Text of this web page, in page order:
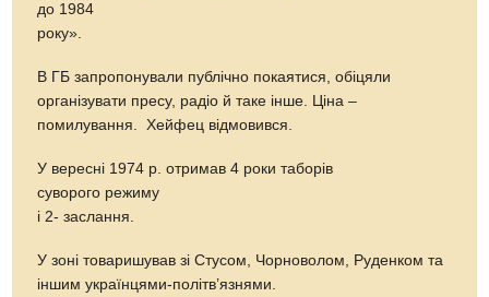
до 1984
року».
В ГБ запропонували публічно покаятися, обіцяли
організувати пресу, радіо й таке інше. Ціна –
помилування. Хейфец відмовився.
У вересні 1974 р. отримав 4 роки таборів
суворого режиму
і 2- заслання.
У зоні товаришував зі Стусом, Чорноволом, Руденком та
іншим українцями-політв’язнями.